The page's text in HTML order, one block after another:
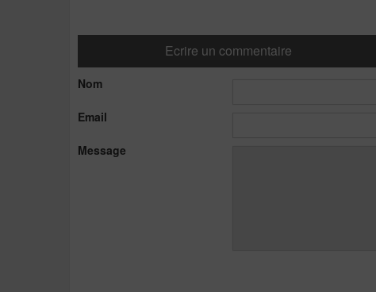
Ecrire un commentaire
Nom
Email
Message